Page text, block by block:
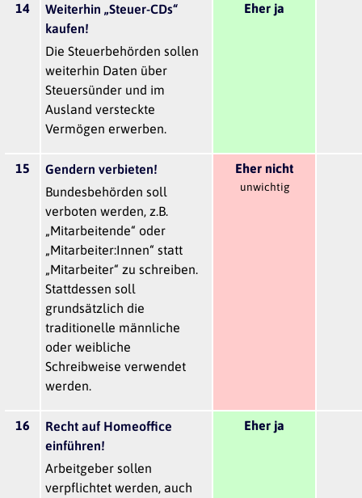
14
Weiterhin „Steuer-CDs“
kaufen!
Die Steuerbehörden sollen
weiterhin Daten über
Steuersünder und im
Ausland versteckte
Vermögen erwerben.
Eher ja
15
Gendern verbieten!
Bundesbehörden soll
verboten werden, z.B.
„Mitarbeitende“ oder
„Mitarbeiter:Innen“ statt
„Mitarbeiter“ zu schreiben.
Stattdessen soll
grundsätzlich die
traditionelle männliche
oder weibliche
Schreibweise verwendet
werden.
Eher nicht
unwichtig
16
Recht auf Homeoffice
einführen!
Arbeitgeber sollen
verpflichtet werden, auch
Eher ja